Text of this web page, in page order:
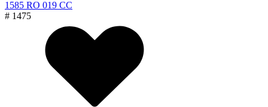
1585 RO 019 CC
# 1475